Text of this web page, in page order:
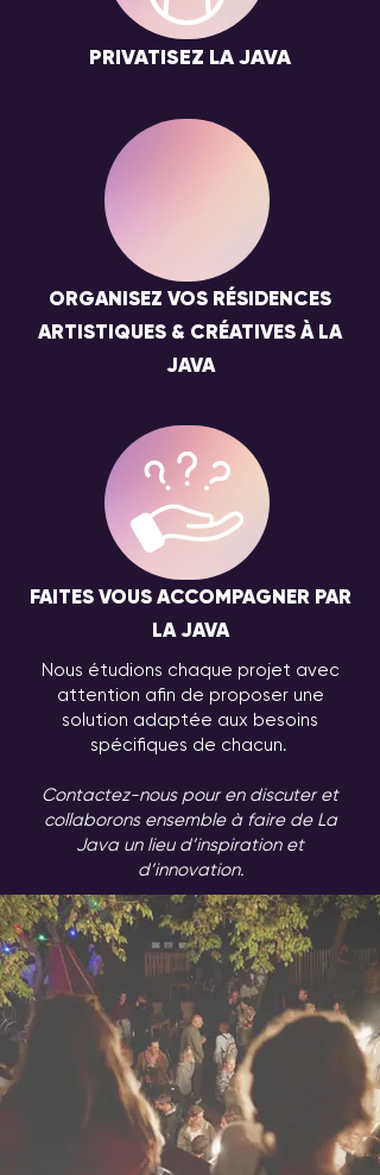
PRIVATISEZ LA JAVA
ORGANISEZ VOS RÉSIDENCES
ARTISTIQUES & CRÉATIVES À LA
JAVA
FAITES VOUS ACCOMPAGNER PAR
LA JAVA
Nous étudions chaque projet avec
attention afin de proposer une
solution adaptée aux besoins
spécifiques de chacun.
Contactez-nous pour en discuter et
collaborons ensemble à faire de La
Java un lieu d’inspiration et
d’innovation.